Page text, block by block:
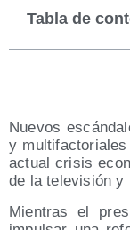
Tabla de
Nue­vos
y
actual cri­sis
de la tele­vi­sión y
Mien­tras el